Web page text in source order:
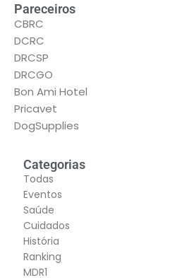
Pareceiros
CBRC
DCRC
DRCSP
DRCGO
Bon Ami Hotel
Pricavet
DogSupplies
Categorias
Todas
Eventos
Saúde
Cuidados
História
Ranking
MDR1